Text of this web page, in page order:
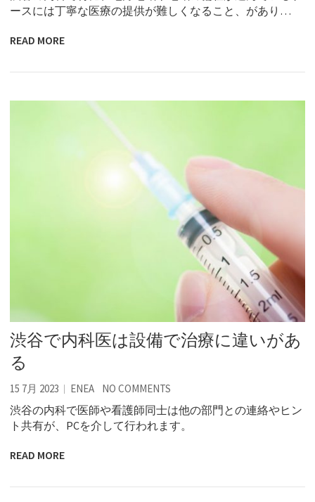
ースには丁寧な医療の提供が難しくなること、があり…
READ MORE
渋谷で内科医は設備で治療に違いがあ
る
15 7月 2023 ENEA NO COMMENTS
渋谷の内科で医師や看護師同士は他の部門との連絡やヒン
ト共有が、PCを介して行われます。
READ MORE